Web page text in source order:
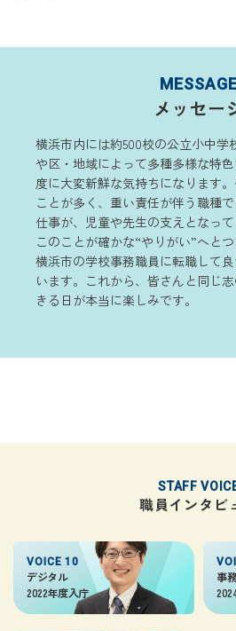
メッセー
横浜市内には約500校の公立小中学
や区・地域によって多種多様な特
度に大変新鮮な気持ちになります
ことが多く、重い責任が伴う職種
仕事が、児童や先生の支えとなって
このことが確かな“やりがい”へと
横浜市の学校事務職員に転職して
います。これから、皆さんと同じ
きる日が本当に楽しみです。
STAFF
職員インタビ
VOICE 10
デジタル
2022年度入庁
事